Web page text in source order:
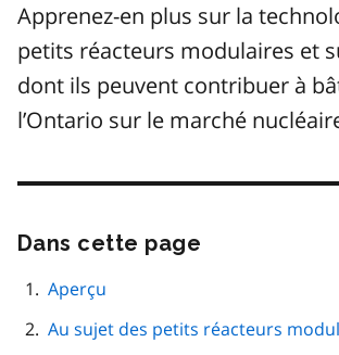
Apprenez-en plus sur la
petits réacteurs modulaires et
dont ils peuvent contribuer à
l’Ontario sur le marché
Dans cette page
page
Aperçu
Au sujet des petits réacteurs